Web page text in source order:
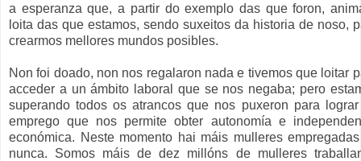
a esperanza que, a partir do exemplo das que foron,
loita das que estamos, sendo suxeitos da historia de noso,
crearmos mellores mundos posibles.
Non foi doado, non nos regalaron nada e tivemos que loitar
acceder a un ámbito laboral que se nos negaba; pero
superando todos os atrancos que nos puxeron para
emprego que nos permite obter autonomía e
económica. Neste momento hai máis mulleres
nunca. Somos máis de dez millóns de mulleres